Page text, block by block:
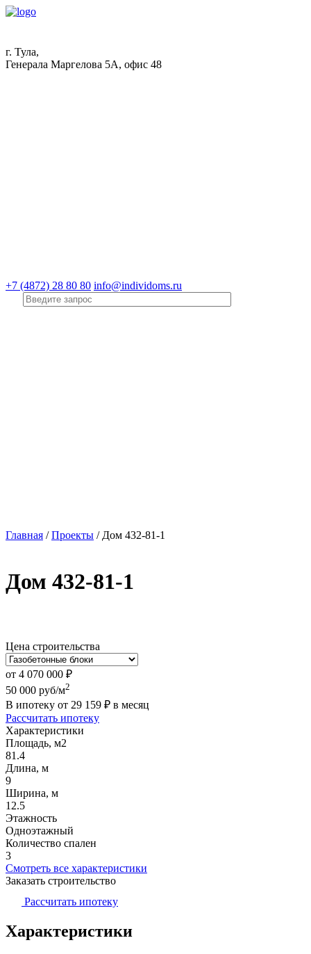
г. Тула,
Генерала Маргелова 5А, офис 48
+7 (4872) 28 80 80 info@individoms.ru
Главная /Проекты / Дом 432-81-1
Дом 432-81-1
Цена строительства
от 4 070 000 ₽
50 000 руб/м2
В ипотеку от 29 159 ₽ в месяц
Рассчитать ипотеку
Характеристики
Площадь, м2
81.4
Длина, м
9
Ширина, м
12.5
Этажность
Одноэтажный
Количество спален
3
Смотреть все характеристики
Заказать строительство
Рассчитать ипотеку
Характеристики